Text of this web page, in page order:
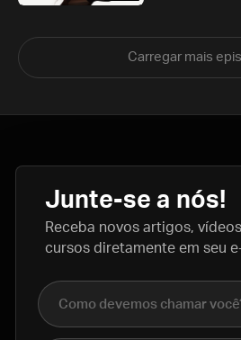
Carregar mais
Junte-se a nós!
Receba novos artigos,
cursos diretamente em seu
Nome completo